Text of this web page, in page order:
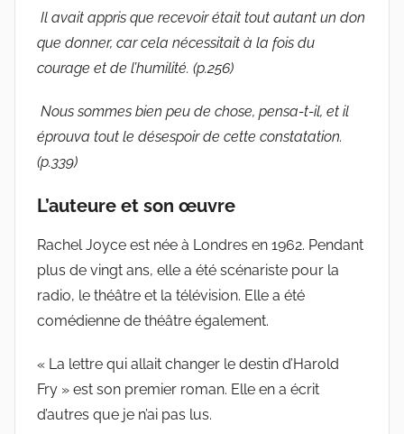
Il avait appris que recevoir était tout autant un don
que donner, car cela nécessitait à la fois du
courage et de l’humilité. (p.256)
Nous sommes bien peu de chose, pensa-t-il, et il
éprouva tout le désespoir de cette constatation.
(p.339)
L’auteure et son œuvre
Rachel Joyce est née à Londres en 1962. Pendant
plus de vingt ans, elle a été scénariste pour la
radio, le théâtre et la télévision. Elle a été
comédienne de théâtre également.
« La lettre qui allait changer le destin d’Harold
Fry » est son premier roman. Elle en a écrit
d’autres que je n’ai pas lus.